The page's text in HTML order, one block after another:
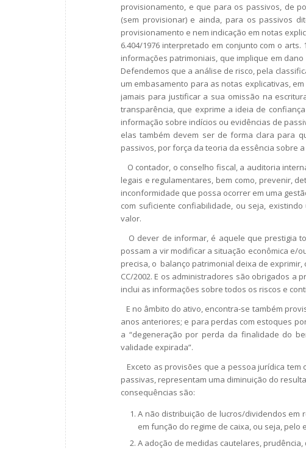
provisionamento, e que para os passivos, de
(sem provisionar) e ainda, para os passivos
provisionamento e nem indicação em notas
6.404/1976 interpretado em conjunto com o
informações patrimoniais, que implique em
Defendemos que a análise de risco, pela
um embasamento para as notas explicativas,
jamais para justificar a sua omissão na
transparência, que exprime a ideia de
informação sobre indícios ou evidências de
elas também devem ser de forma clara para
passivos, por força da teoria da essência sobre
O contador, o conselho fiscal, a auditoria
legais e regulamentares, bem como, prevenir,
inconformidade que possa ocorrer em uma
com suficiente confiabilidade, ou seja,
valor.
O dever de informar, é aquele que prestigia
possam a vir modificar a situação econômica e/
precisa, o balanço patrimonial deixa de exprimir,
CC/2002. E os administradores são obrigados a
inclui as informações sobre todos os riscos e
E no âmbito do ativo, encontra-se também
anos anteriores; e para perdas com estoques
a “degeneração por perda da finalidade do
validade expirada”.
Exceto as provisões que a pessoa jurídica
passivas, representam uma diminuição do
consequências são:
A não distribuição de lucros/dividendos
em função do regime de caixa, ou seja,
A adoção de medidas cautelares,